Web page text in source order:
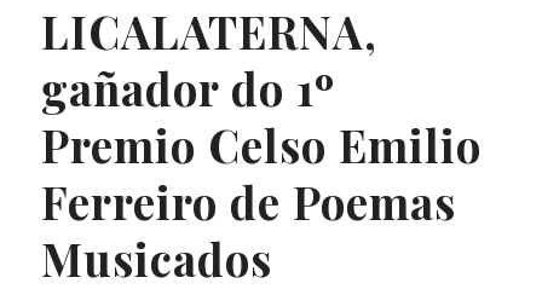
LICALATERNA,
gañador do 1º
Premio Celso Emilio
Ferreiro de Poemas
Musicados